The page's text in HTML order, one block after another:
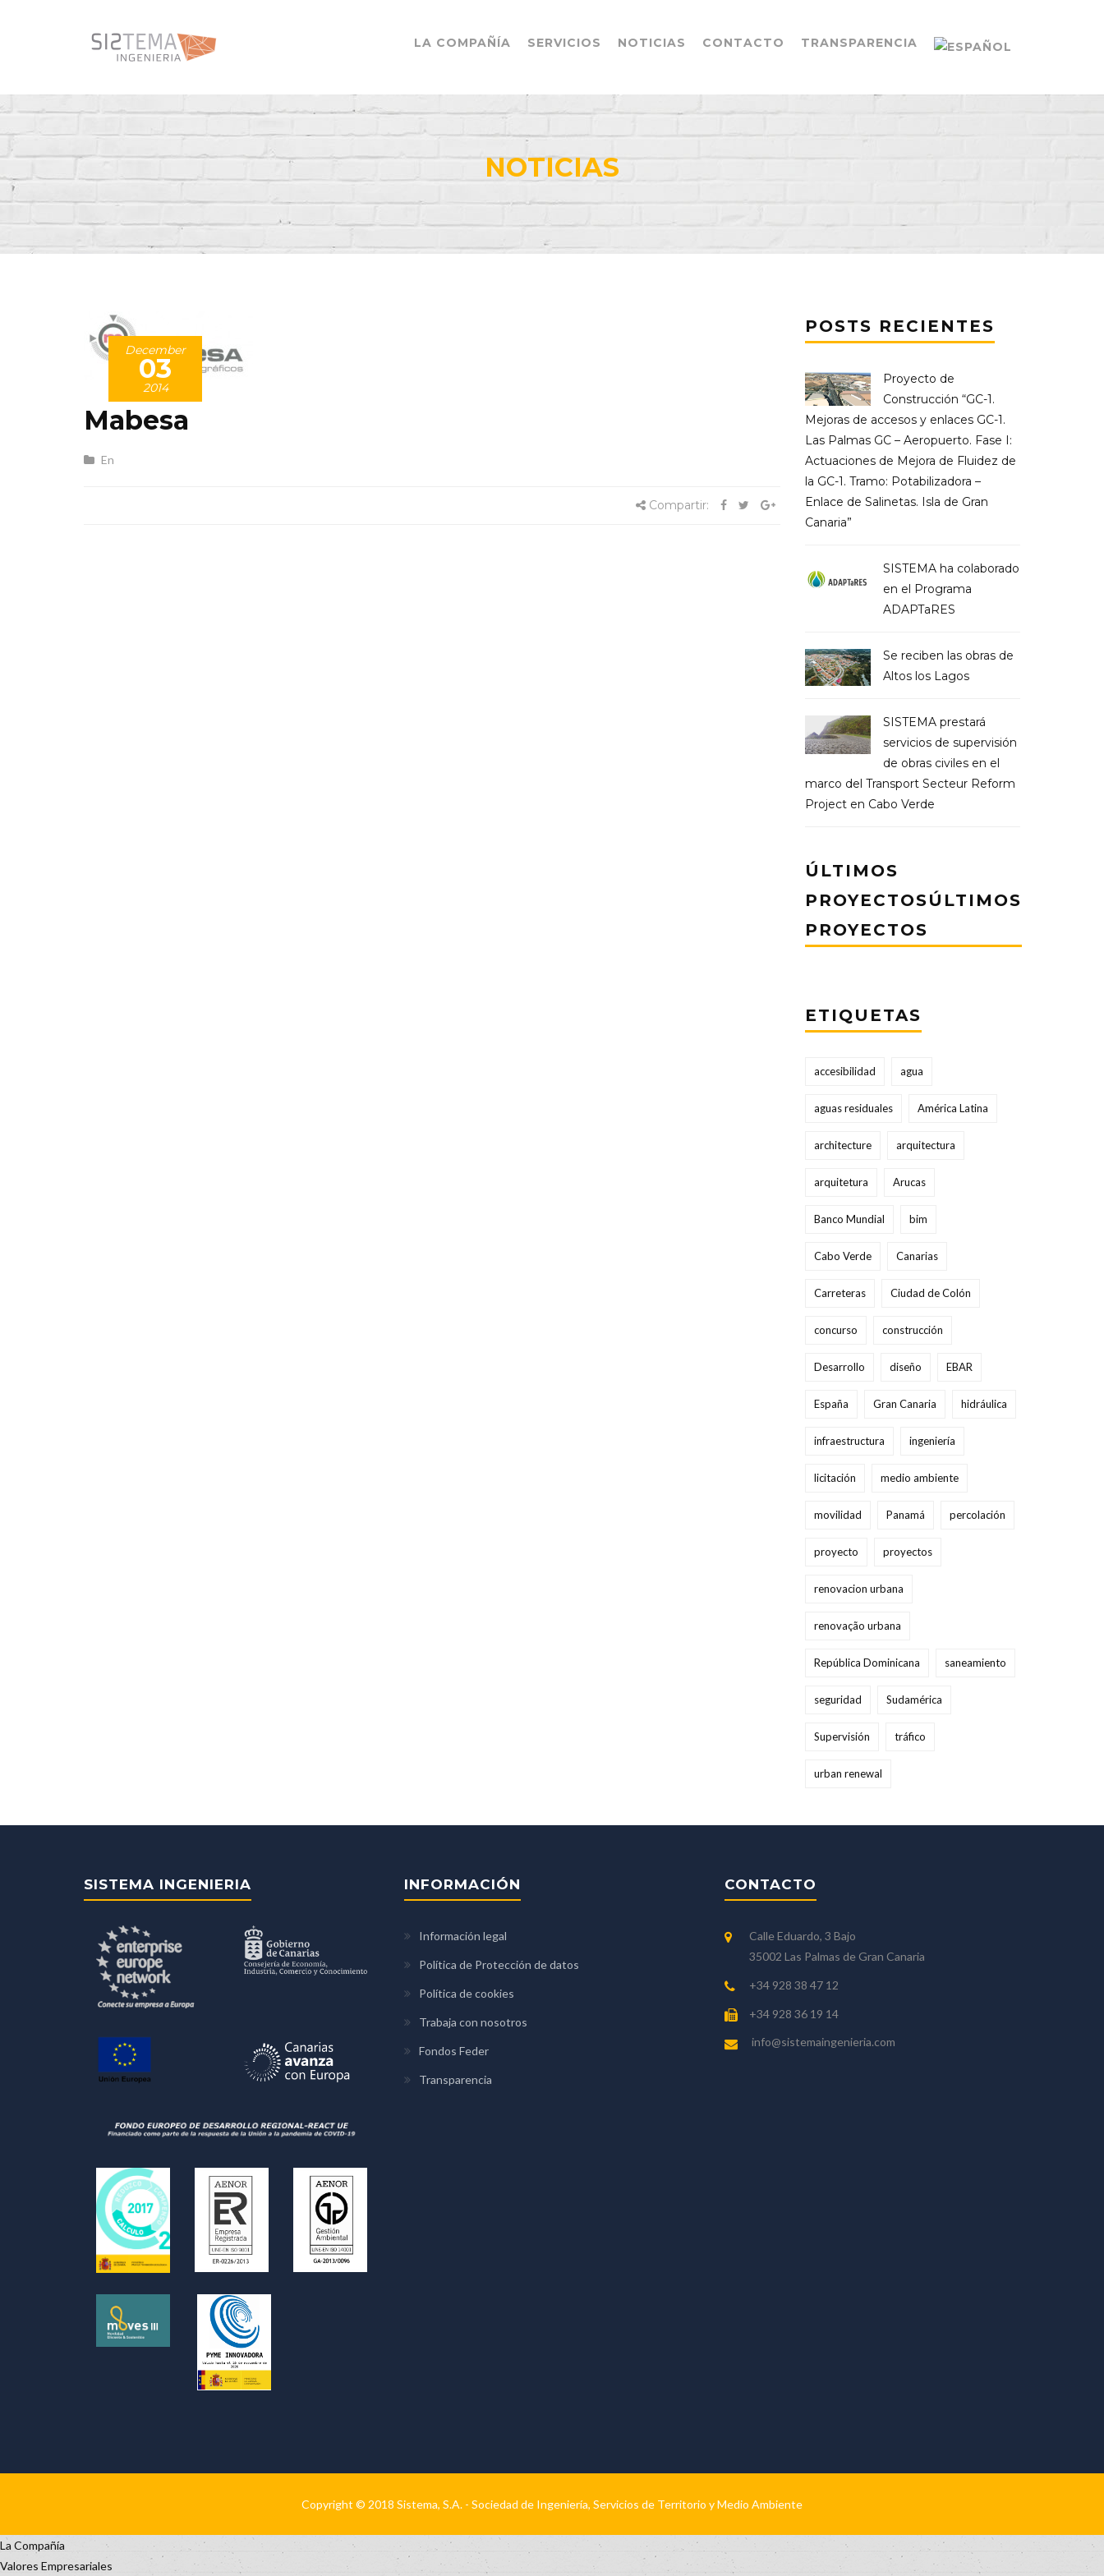
LA COMPAÑÍA SERVICIOS NOTICIAS CONTACTO TRANSPARENCIA
NOTICIAS
December
03
2014
Mabesa
En
Compartir:
POSTS RECIENTES
Proyecto de
Construcción “GC-1.
Mejoras de accesos y enlaces GC-1.
Las Palmas GC – Aeropuerto. Fase I:
Actuaciones de Mejora de Fluidez de
la GC-1. Tramo: Potabilizadora –
Enlace de Salinetas. Isla de Gran
Canaria”
SISTEMA ha colaborado
en el Programa
ADAPTaRES
Se reciben las obras de
Altos los Lagos
SISTEMA prestará
servicios de supervisión
de obras civiles en el
marco del Transport Secteur Reform
Project en Cabo Verde
ÚLTIMOS
PROYECTOSÚLTIMOS
PROYECTOS
ETIQUETAS
accesibilidad agua
aguas residuales América Latina
architecture arquitectura
arquitetura Arucas
Banco Mundial bim
Cabo Verde Canarias
Carreteras Ciudad de Colón
concurso construcción
Desarrollo diseño EBAR
España Gran Canaria hidráulica
infraestructura ingeniería
licitación medio ambiente
movilidad Panamá percolación
proyecto proyectos
renovacion urbana
renovação urbana
República Dominicana saneamiento
seguridad Sudamérica
Supervisión tráfico
urban renewal
SISTEMA INGENIERIA INFORMACIÓN
Información legal
Política de Protección de datos
Política de cookies
Trabaja con nosotros
Fondos Feder
Transparencia
CONTACTO
Calle Eduardo, 3 Bajo
35002 Las Palmas de Gran Canaria
+34 928 38 47 12
+34 928 36 19 14
info@sistemaingenieria.com
Copyright © 2018 Sistema, S.A. - Sociedad de Ingeniería, Servicios de Territorio y Medio Ambiente
La Compañía
Valores Empresariales